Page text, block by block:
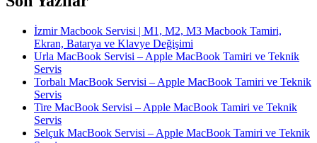
İzmir Macbook Servisi | M1, M2, M3 Macbook Tamiri,
Ekran, Batarya ve Klavye Değişimi
Urla MacBook Servisi – Apple MacBook Tamiri ve Teknik
Servis
Torbalı MacBook Servisi – Apple MacBook Tamiri ve Teknik
Servis
Tire MacBook Servisi – Apple MacBook Tamiri ve Teknik
Servis
Selçuk MacBook Servisi – Apple MacBook Tamiri ve Teknik